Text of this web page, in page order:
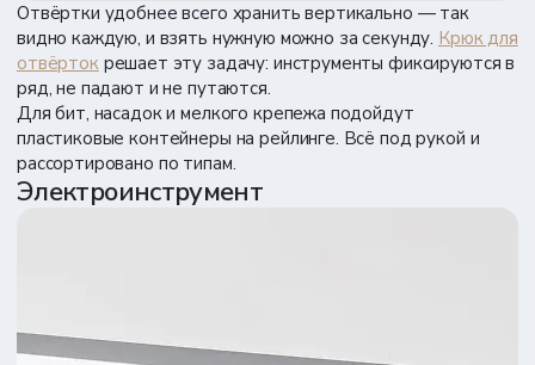
Отвёртки удобнее всего хранить вертикально — так
видно каждую, и взять нужную можно за секунду. Крюк для
отвёртокрешает эту задачу: инструменты фиксируются в
ряд, не падают и не путаются.
Для бит, насадок и мелкого крепежа подойдут
пластиковые контейнеры на рейлинге. Всё под рукой и
рассортировано по типам.
Электроинструмент